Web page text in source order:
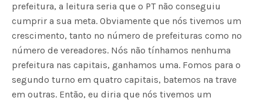
prefeitura, a leitura seria que o PT não conseguiu
cumprir a sua meta. Obviamente que nós tivemos um
crescimento, tanto no número de prefeituras como no
número de vereadores. Nós não tínhamos nenhuma
prefeitura nas capitais, ganhamos uma. Fomos para o
segundo turno em quatro capitais, batemos na trave
em outras. Então, eu diria que nós tivemos um